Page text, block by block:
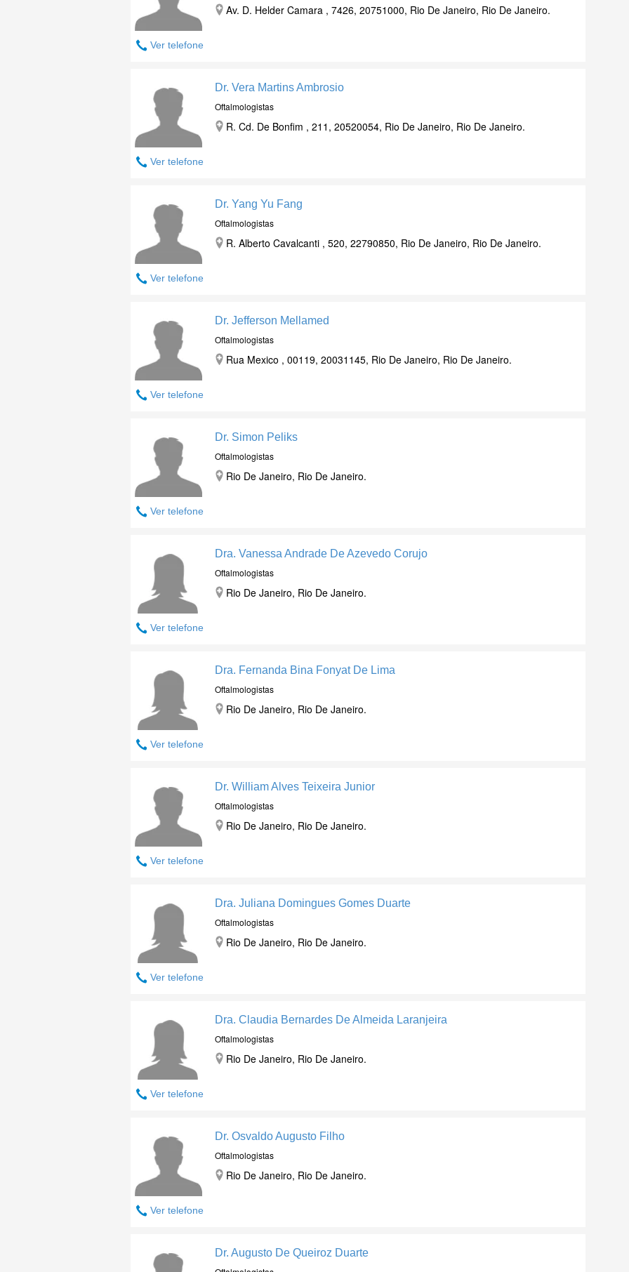
Ver telefone
Av. D. Helder Camara , 7426, 20751000, Rio De Janeiro, Rio De Janeiro.
Ver telefone
Dr. Vera Martins Ambrosio
Oftalmologistas
R. Cd. De Bonfim , 211, 20520054, Rio De Janeiro, Rio De Janeiro.
Ver telefone
Dr. Yang Yu Fang
Oftalmologistas
R. Alberto Cavalcanti , 520, 22790850, Rio De Janeiro, Rio De Janeiro.
Ver telefone
Dr. Jefferson Mellamed
Oftalmologistas
Rua Mexico , 00119, 20031145, Rio De Janeiro, Rio De Janeiro.
Ver telefone
Dr. Simon Peliks
Oftalmologistas
Rio De Janeiro, Rio De Janeiro.
Ver telefone
Dra. Vanessa Andrade De Azevedo Corujo
Oftalmologistas
Rio De Janeiro, Rio De Janeiro.
Ver telefone
Dra. Fernanda Bina Fonyat De Lima
Oftalmologistas
Rio De Janeiro, Rio De Janeiro.
Ver telefone
Dr. William Alves Teixeira Junior
Oftalmologistas
Rio De Janeiro, Rio De Janeiro.
Ver telefone
Dra. Juliana Domingues Gomes Duarte
Oftalmologistas
Rio De Janeiro, Rio De Janeiro.
Ver telefone
Dra. Claudia Bernardes De Almeida Laranjeira
Oftalmologistas
Rio De Janeiro, Rio De Janeiro.
Ver telefone
Dr. Osvaldo Augusto Filho
Oftalmologistas
Rio De Janeiro, Rio De Janeiro.
Dr. Augusto De Queiroz Duarte